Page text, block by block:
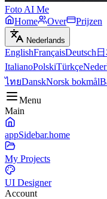
Foto AI Me
Home
Over Prijzen
Nederlands
EnglishFrançaisDeutsch
ItalianoPolskiTürkçe
ไทยDanskNorsk bokmål
Menu
Main
appSidebar.home
My Projects
UI Designer
Account